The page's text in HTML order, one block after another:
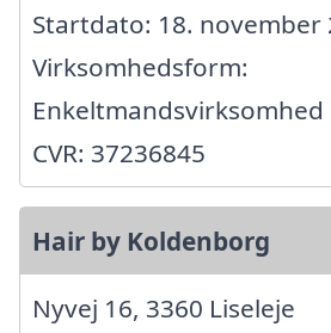
Startdato: 18. november
Virksomhedsform:
Enkeltmandsvirksomhed
CVR: 37236845
Hair by Koldenborg
Nyvej 16, 3360 Liseleje